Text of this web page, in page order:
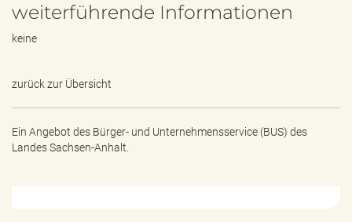
weiterführende Informationen
keine
zurück zur Übersicht
Ein Angebot des Bürger- und Unternehmensservice (BUS) des
Landes Sachsen-Anhalt.